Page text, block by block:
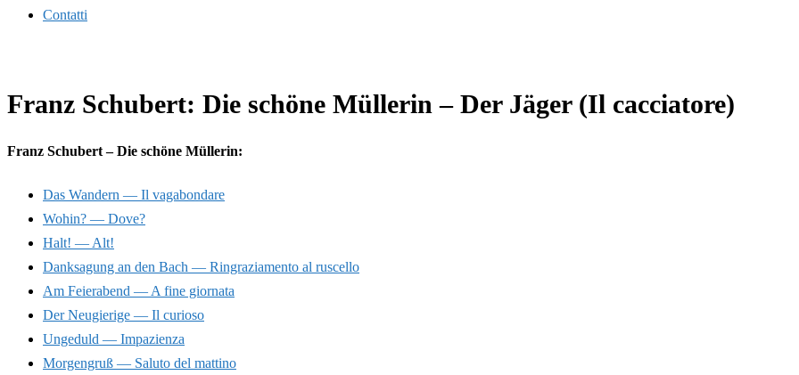
Contatti
Franz Schubert: Die schöne Müllerin – Der Jäger (Il cacciatore)
Franz Schubert – Die schöne Müllerin:
Das Wandern — Il vagabondare
Wohin? — Dove?
Halt! — Alt!
Danksagung an den Bach — Ringraziamento al ruscello
Am Feierabend — A fine giornata
Der Neugierige — Il curioso
Ungeduld — Impazienza
Morgengruß — Saluto del mattino